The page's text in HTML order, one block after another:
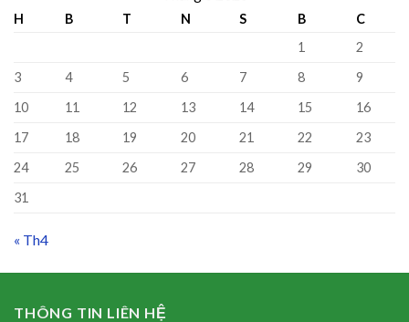
H B T N S B
C
1
2
3
4 5 6 7 8
9
10
11 12 13 14 15
16
17
18 19 20 21 22
23
24
25 26 27 28 29
30
31
« Th4
THÔNG TIN LIÊN HỆ